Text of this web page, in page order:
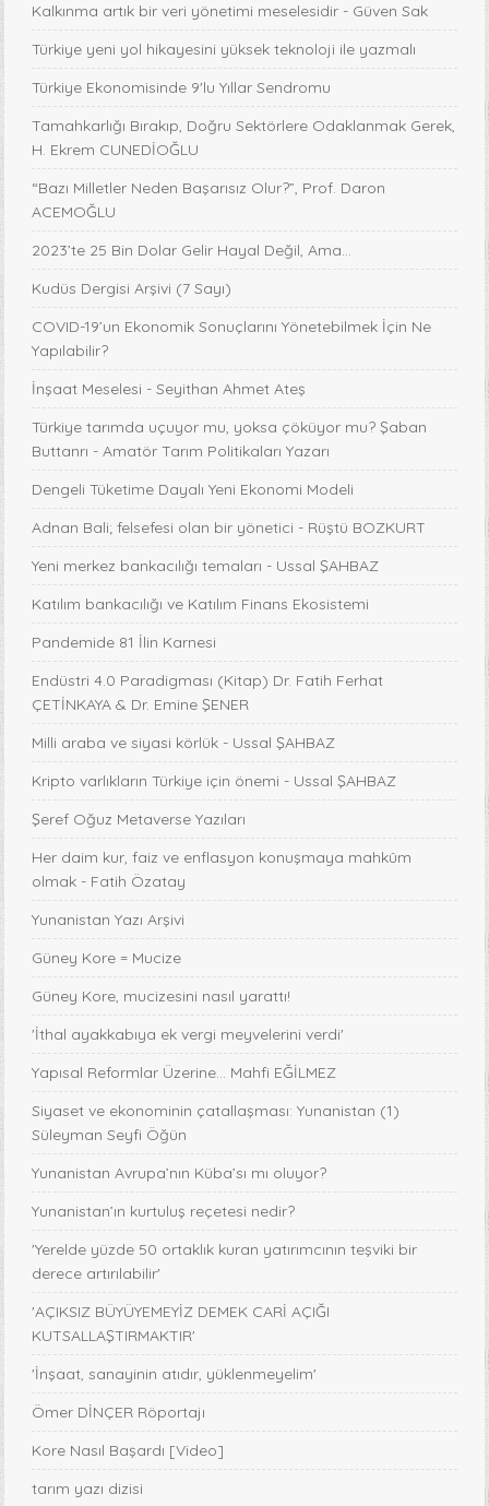
Kalkınma artık bir veri yönetimi meselesidir - Güven Sak
Türkiye yeni yol hikayesini yüksek teknoloji ile yazmalı
Türkiye Ekonomisinde 9'lu Yıllar Sendromu
Tamahkarlığı Bırakıp, Doğru Sektörlere Odaklanmak Gerek,
H. Ekrem CUNEDİOĞLU
“Bazı Milletler Neden Başarısız Olur?”, Prof. Daron
ACEMOĞLU
2023’te 25 Bin Dolar Gelir Hayal Değil, Ama…
Kudüs Dergisi Arşivi (7 Sayı)
COVID-19’un Ekonomik Sonuçlarını Yönetebilmek İçin Ne
Yapılabilir?
İnşaat Meselesi - Seyithan Ahmet Ateş
Türkiye tarımda uçuyor mu, yoksa çöküyor mu? Şaban
Buttanrı - Amatör Tarım Politikaları Yazarı
Dengeli Tüketime Dayalı Yeni Ekonomi Modeli
Adnan Bali; felsefesi olan bir yönetici - Rüştü BOZKURT
Yeni merkez bankacılığı temaları - Ussal ŞAHBAZ
Katılım bankacılığı ve Katılım Finans Ekosistemi
Pandemide 81 İlin Karnesi
Endüstri 4.0 Paradigması (Kitap) Dr. Fatih Ferhat
ÇETİNKAYA & Dr. Emine ŞENER
Milli araba ve siyasi körlük - Ussal ŞAHBAZ
Kripto varlıkların Türkiye için önemi - Ussal ŞAHBAZ
Şeref Oğuz Metaverse Yazıları
Her daim kur, faiz ve enflasyon konuşmaya mahkûm
olmak - Fatih Özatay
Yunanistan Yazı Arşivi
Güney Kore = Mucize
Güney Kore, mucizesini nasıl yarattı!
'İthal ayakkabıya ek vergi meyvelerini verdi'
Yapısal Reformlar Üzerine... Mahfi EĞİLMEZ
Siyaset ve ekonominin çatallaşması: Yunanistan (1)
Süleyman Seyfi Öğün
Yunanistan Avrupa’nın Küba’sı mı oluyor?
Yunanistan’ın kurtuluş reçetesi nedir?
'Yerelde yüzde 50 ortaklık kuran yatırımcının teşviki bir
derece artırılabilir'
'AÇIKSIZ BÜYÜYEMEYİZ DEMEK CARİ AÇIĞI
KUTSALLAŞTIRMAKTIR'
'İnşaat, sanayinin atıdır, yüklenmeyelim'
Ömer DİNÇER Röportajı
Kore Nasıl Başardı [Video]
tarım yazı dizisi